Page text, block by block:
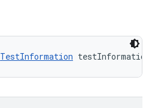
TestInformation